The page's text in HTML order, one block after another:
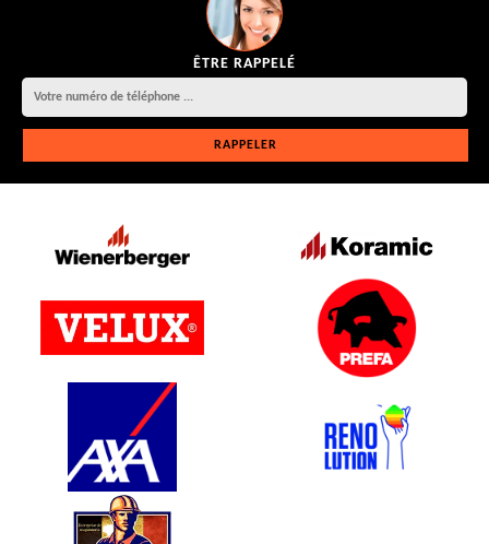
ÊTRE RAPPELÉ